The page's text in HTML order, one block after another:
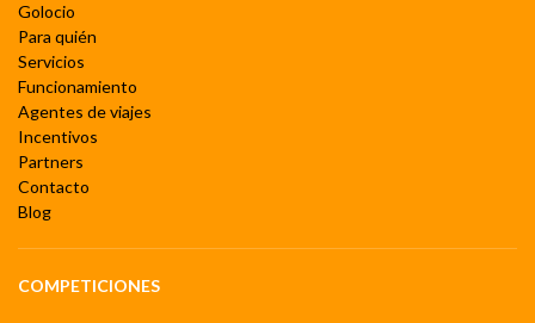
Golocio
Para quién
Servicios
Funcionamiento
Agentes de viajes
Incentivos
Partners
Contacto
Blog
COMPETICIONES